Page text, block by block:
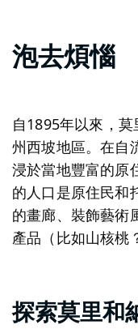
泡去煩惱
自1895年以來，
州西坡地區。在自
浸於當地豐富的
的人口是原住民
的畫廊、裝飾藝術
產品（比如山核桃
探索莫里和